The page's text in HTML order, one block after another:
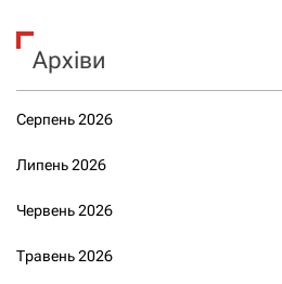
Архіви
Серпень 2026
Липень 2026
Червень 2026
Травень 2026